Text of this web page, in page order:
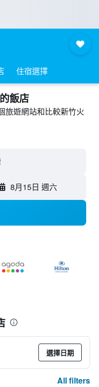
住宿選擇
飯店
旅遊網站和比較新竹火
8月15日 週六
選擇日期
All filters